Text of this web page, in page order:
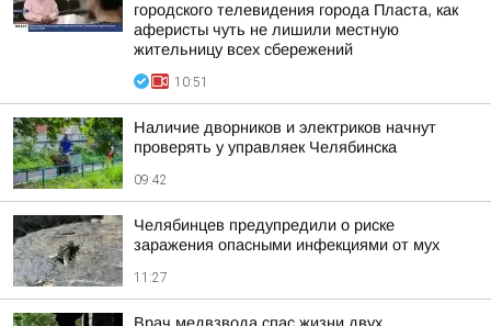
городского телевидения города Пласта, как
аферисты чуть не лишили местную
жительницу всех сбережений
10:51
Наличие дворников и электриков начнут
проверять у управляек Челябинска
09:42
Челябинцев предупредили о риске
заражения опасными инфекциями от мух
11:27